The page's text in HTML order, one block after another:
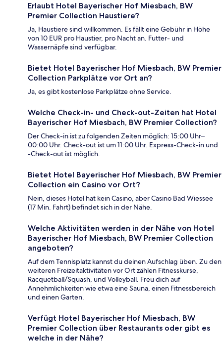
Erlaubt Hotel Bayerischer Hof Miesbach, BW
Premier Collection Haustiere?
Ja, Haustiere sind willkommen. Es fällt eine Gebühr in Höhe
von 10 EUR pro Haustier, pro Nacht an. Futter- und
Wassernäpfe sind verfügbar.
Bietet Hotel Bayerischer Hof Miesbach, BW Premier
Collection Parkplätze vor Ort an?
Ja, es gibt kostenlose Parkplätze ohne Service.
Welche Check-in- und Check-out-Zeiten hat Hotel
Bayerischer Hof Miesbach, BW Premier Collection?
Der Check-in ist zu folgenden Zeiten möglich: 15:00 Uhr–
00:00 Uhr. Check-out ist um 11:00 Uhr. Express-Check-in und
-Check-out ist möglich.
Bietet Hotel Bayerischer Hof Miesbach, BW Premier
Collection ein Casino vor Ort?
Nein, dieses Hotel hat kein Casino, aber Casino Bad Wiessee
(17 Min. Fahrt) befindet sich in der Nähe.
Welche Aktivitäten werden in der Nähe von Hotel
Bayerischer Hof Miesbach, BW Premier Collection
angeboten?
Auf dem Tennisplatz kannst du deinen Aufschlag üben. Zu den
weiteren Freizeitaktivitäten vor Ort zählen Fitnesskurse,
Racquetball/Squash, und Volleyball. Freu dich auf
Annehmlichkeiten wie etwa eine Sauna, einen Fitnessbereich
und einen Garten.
Verfügt Hotel Bayerischer Hof Miesbach, BW
Premier Collection über Restaurants oder gibt es
welche in der Nähe?